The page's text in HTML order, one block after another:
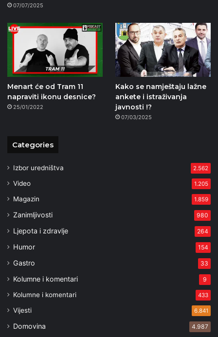
07/07/2025
Menart će od Tram 11
napraviti ikonu desnice?
25/01/2022
Kako se namještaju lažne
ankete i istraživanja
javnosti !?
07/03/2025
Categories
Izbor uredništva 2.562
Video 1.205
Magazin 1.859
Zanimljivosti 980
Ljepota i zdravlje 264
Humor 154
Gastro 33
Kolumne i komentari 9
Kolumne i komentari 433
Vijesti 6.841
Domovina 4.987